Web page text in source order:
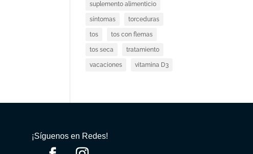
suplemento alimenticio
síntomas torceduras
tos tos con flemas
tos seca tratamiento
vacaciones vitamina D3
¡Síguenos en Redes!